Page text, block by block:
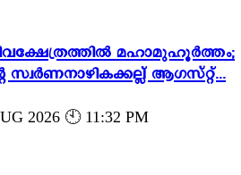
മഹാമുഹൂർത്തം;
സ്വർണനാഴികക്കല്ല് ആഗസ്റ്റ്...
2026 🕙 11:32 PM